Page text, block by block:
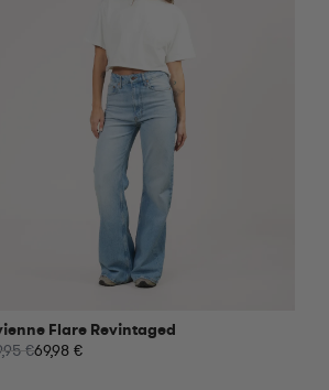
Flare Revintaged
€69,98 €